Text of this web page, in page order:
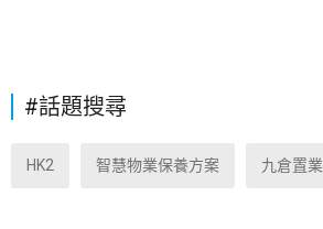
#話題搜尋
HK2 智慧物業保養方案 九倉置業